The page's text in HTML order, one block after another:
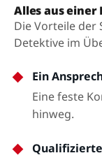
Alles aus einer
Die Vorteile der
Detektive im
Ein
Eine feste
hinweg.